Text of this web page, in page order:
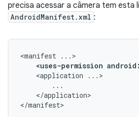
precisa acessar a câmera tem esta
AndroidManifest.xml :
<manifest
<uses-permission
<application
</application>
</manifest>